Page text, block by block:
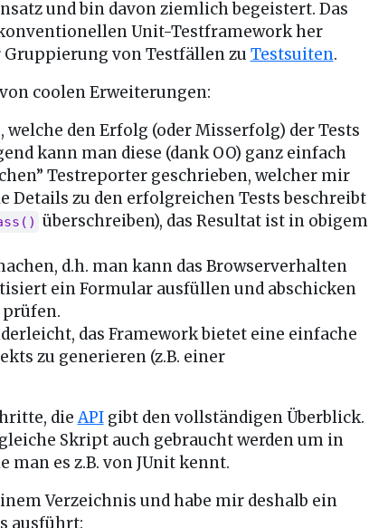
und bin davon ziemlich begeistert. Das
Unit-Testframework her
von Testfällen zu Testsuiten.
coolen Erweiterungen:
den Erfolg (oder Misserfolg) der Tests
kann man diese (dank OO) ganz einfach
Testreporter geschrieben, welcher mir
Details zu den erfolgreichen Tests beschreibt
überschreiben), das Resultat ist in obigem
d.h. man kann das Browserverhalten
ein Formular ausfüllen und abschicken
prüfen.
das Framework bietet eine einfache
zu generieren (z.B. einer
dieAPIgibt den vollständigen Überblick.
Skript auch gebraucht werden um in
es z.B. von JUnit kennt.
Verzeichnis und habe mir deshalb ein
ausführt: